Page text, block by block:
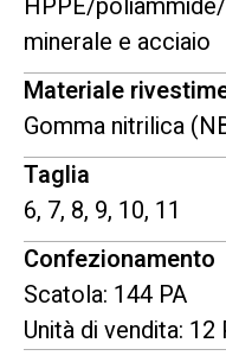
minerale e acciaio
Materiale
Gomma nitrilica
Taglia
6, 7, 8, 9, 10, 11
Confezionamento
Scatola: 144 PA
Unità di vendita: 12